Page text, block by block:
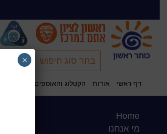
בחר סוג חיפוש
קישור לקטלוג
חיפוש כללי באתר
דף ראשי אודות הקטלוג והאוספים שלנו
Home
מי אנחנו
×